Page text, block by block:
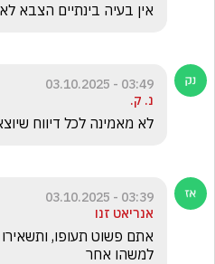
אין בעיה בינתיים הצבא
03:49 - 03.10.2025
נ. ק.
לא מאמינה לכל דיווח
03:39 - 03.10.2025
אנריאט זנו
למשהו אחר